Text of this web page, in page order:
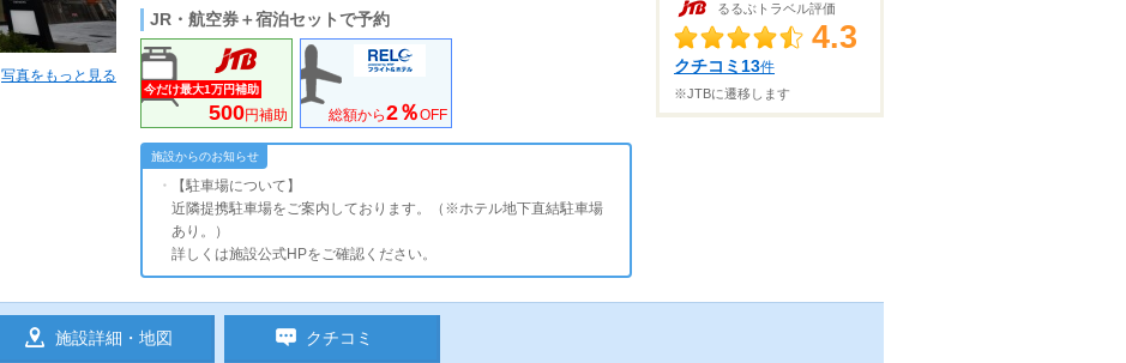
写真をもっと見る
JR・航空券＋宿泊セットで予約
今だけ最大1万円補助
500円補助 総額から2％OFF
施設からのお知らせ
【駐車場について】
近隣提携駐車場をご案内しております。（※ホテル地下直結駐車場
あり。）
詳しくは施設公式HPをご確認ください。
るるぶトラベル評価
4.3
クチコミ13件
※JTBに遷移します
施設詳細・地図 クチコミ